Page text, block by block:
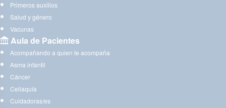
Primeros auxilios
Salud y género
Vacunas
Aula de Pacientes
Acompañando a quien te acompaña
Asma infantil
Cáncer
Celiaquía
Cuidadoras/es